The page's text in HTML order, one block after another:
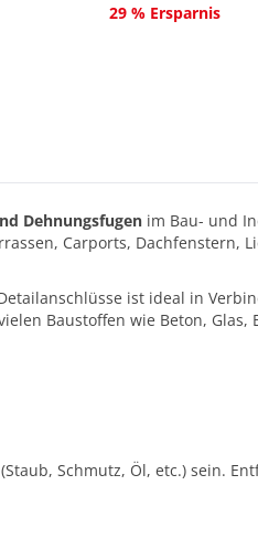
29 % Ersparnis
Dehnungsfugen im Bau- und
Carports, Dachfenstern,
ist ideal in
Baustoffen wie Beton,
Schmutz, Öl, etc.) sein.